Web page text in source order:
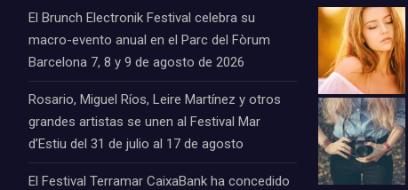
El Brunch Electronik Festival celebra su
macro-evento anual en el Parc del Fòrum
Barcelona 7, 8 y 9 de agosto de 2026
Rosario, Miguel Ríos, Leire Martínez y otros
grandes artistas se unen al Festival Mar
d’Estiu del 31 de julio al 17 de agosto
El Festival Terramar CaixaBank ha concedido